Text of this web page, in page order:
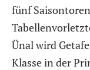
fünf
Ünal wird
Klasse in der